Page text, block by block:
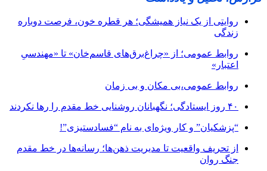
روایتی از یک نیاز همیشگی؛ هر قطره خون، فرصت دوباره
زندگی
روابط عمومی؛ از «چراغ‌برق‌های قاسم‌خان» تا «مهندسیِ
اعتبار»
روابط عمومی،بی مکان و بی زمان
۴۰ روز ایستادگی؛ نگهبانان روشنایی خط مقدم را رها نکردند
“پزشکیان” و کار ویژه‌ای به نام “فسادستیزی”!
از تحریف واقعیت تا مدیریت ذهن‌ها؛ رسانه‌ها در خط مقدم
جنگ روان